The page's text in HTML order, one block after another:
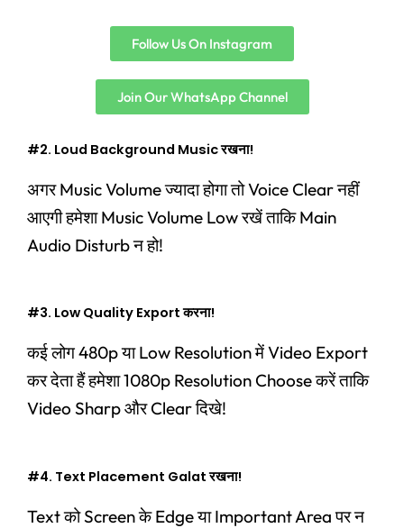
Follow Us On Instagram
Join Our WhatsApp Channel
#2. Loud Background Music रखना!
अगर Music Volume ज्यादा होगा तो Voice Clear नहीं
आएगी हमेशा Music Volume Low रखें ताकि Main
Audio Disturb न हो!
#3. Low Quality Export करना!
कई लोग 480p या Low Resolution में Video Export
कर देता हैं हमेशा 1080p Resolution Choose करें ताकि
Video Sharp और Clear दिखे!
#4. Text Placement Galat रखना!
Text को Screen के Edge या Important Area पर न